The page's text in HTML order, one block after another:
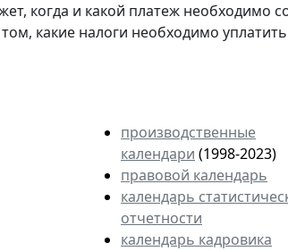
когда и какой платеж
какие налоги необходимо
производственные
календари (1998-2023)
правовой календарь
календарь
отчетности
календарь кадровика